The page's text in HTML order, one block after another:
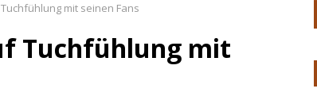
Volt – „Sound Signal Serenades“ erscheint am 28. August
Johnson & The Hollywood Hillbillies kündigen neues
für Euer Vertrauen: Country.de erreicht täglich rund
mit seinen Fans
Tuchfühlung mit